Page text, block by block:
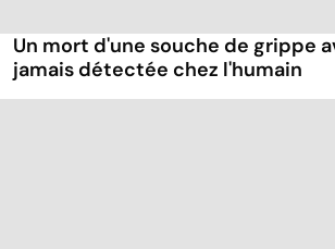
Un mort d'une souche de grippe
jamais détectée chez l'humain